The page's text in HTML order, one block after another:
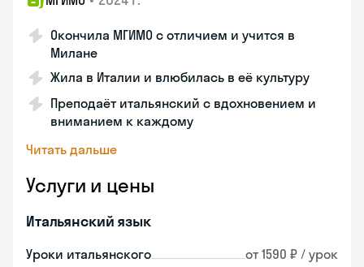
Окончила МГИМО с отличием и учится в
Милане
Жила в Италии и влюбилась в её культуру
Преподаёт итальянский с вдохновением и
вниманием к каждому
Читать дальше
Услуги и цены
Итальянский язык
Уроки итальянского от 1590 ₽ / урок